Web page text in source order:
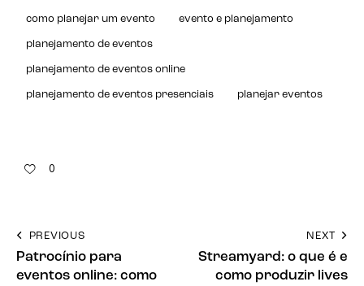
como planejar um evento evento e planejamento
planejamento de eventos
planejamento de eventos online
planejamento de eventos presenciais planejar eventos
0
PREVIOUS
Patrocínio para
eventos online: como
NEXT
Streamyard: o que é e
como produzir lives